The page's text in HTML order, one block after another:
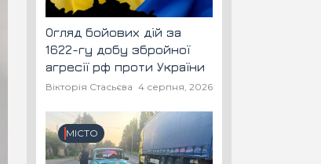
Огляд бойових дій за
1622-гу добу збройної
агресії рф проти України
Вікторія Стасьєва 4 серпня, 2026
МІСТО